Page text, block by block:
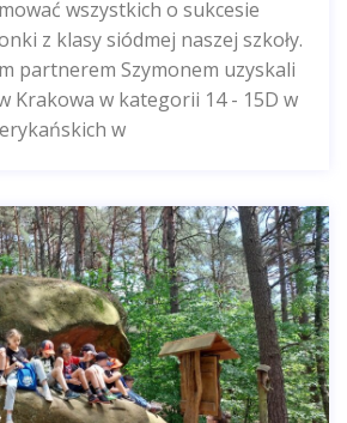
wszystkich o sukcesie
z klasy siódmej naszej szkoły.
partnerem Szymonem uzyskali
Krakowa w kategorii 14 - 15D w
w